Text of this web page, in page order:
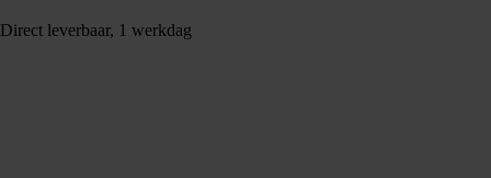
Direct leverbaar, 1 werkdag